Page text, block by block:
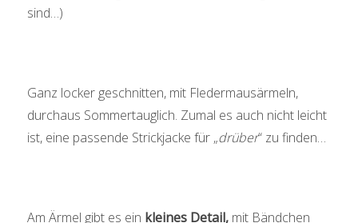
sind…)
Ganz locker geschnitten, mit Fledermausärmeln,
durchaus Sommertauglich. Zumal es auch nicht leicht
ist, eine passende Strickjacke für „drüber“ zu finden…
Am Ärmel gibt es ein kleines Detail, mit Bändchen